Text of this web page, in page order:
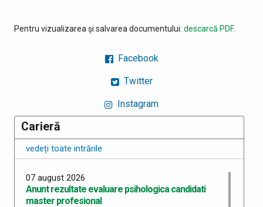
Pentru vizualizarea și salvarea documentului: descarcă PDF.
Facebook
Twitter
Instagram
Carieră
vedeți toate intrările
07 august 2026
Anunt rezultate evaluare psihologica candidati
master profesional